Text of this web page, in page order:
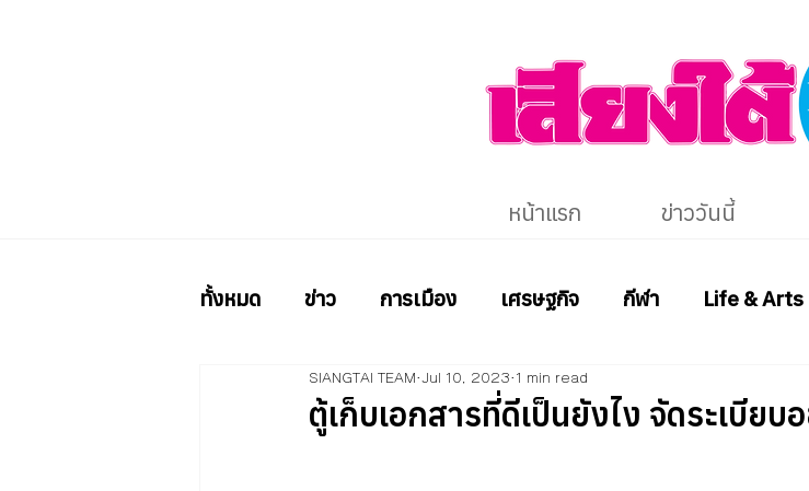
หน้าแรก ข่าววันนี้
ทั้งหมด ข่าว การเมือง เศรษฐกิจ กีฬา Life & Arts
ตู้เก็บเอกสารที่ดีเป็นยังไง จัดระเบียบ
SIANGTAI TEAM Jul 10, 2023 1 min read